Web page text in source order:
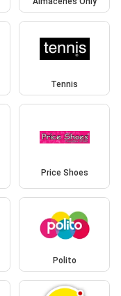
Tennis
Price Shoes
Polito